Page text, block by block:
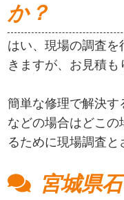
か？
はい、現場の調査
きますが、お見積も
簡単な修理で解決す
などの場合はどこ
るために現場調査と
宮城県